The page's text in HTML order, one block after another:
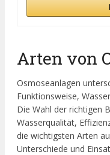
Arten von
Osmoseanlagen
Funktionsweise,
Die Wahl der richtigen
Wasserqualität,
die wichtigsten Arten
Unterschiede und